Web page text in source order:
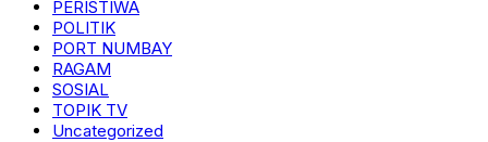
PERISTIWA
POLITIK
PORT NUMBAY
RAGAM
SOSIAL
TOPIK TV
Uncategorized